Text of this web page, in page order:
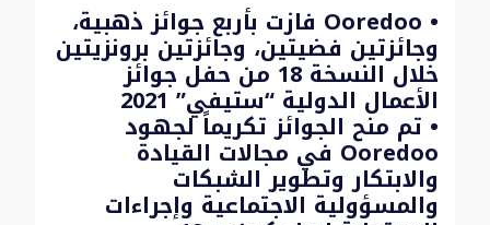
• Ooredoo فازت بأربع جوائز ذهبية،
وجائزتين فضيتين، وجائزتين برونزيتين
خلال النسخة 18 من حفل جوائز
الأعمال الدولية “ستيفي” 2021
• تم منح الجوائز تكريماً لجهود
Ooredoo في مجالات القيادة
والابتكار وتطوير الشبكات
والمسؤولية الاجتماعية وإجراءات